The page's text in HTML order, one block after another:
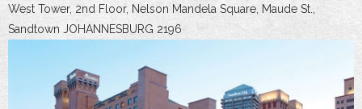
West Tower, 2nd Floor, Nelson Mandela Square, Maude St.,
Sandtown JOHANNESBURG 2196